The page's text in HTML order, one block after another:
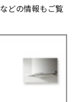
どの情報もご覧